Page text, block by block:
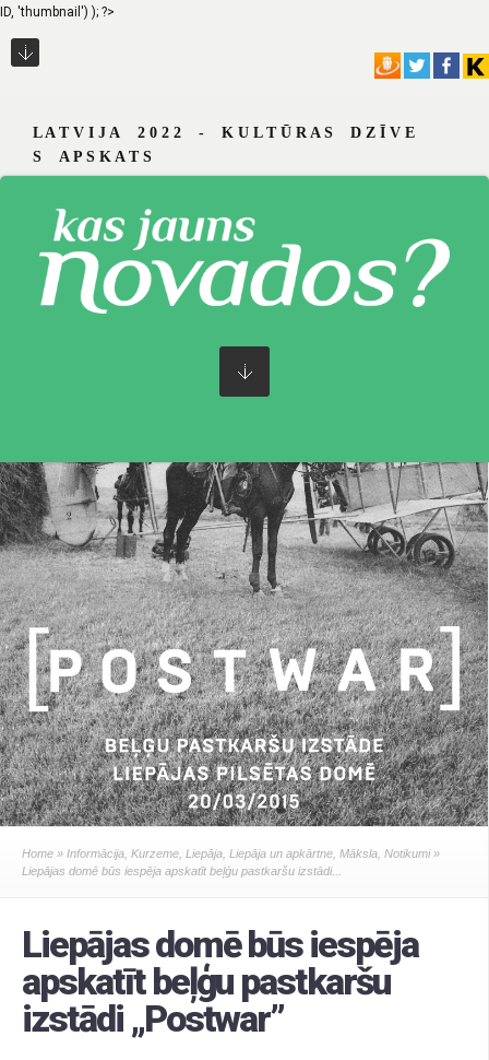
ID, 'thumbnail') ); ?>
L A T V I J A 2 0 2 2 - K U L T Ū R A S D Z Ī V E
S A P S K A T S
Home » Informācija Kurzeme Liepāja Liepāja un apkārtne Māksla Notikumi»
Liepājas domē būs iespēja apskatīt beļģu pastkaršu izstādi...
Liepājas domē būs iespēja
apskatīt beļģu pastkaršu
izstādi „Postwar”